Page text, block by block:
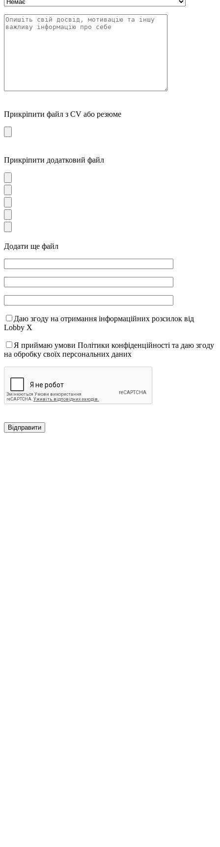
Прикріпити файл з CV або резюме
Прикріпити додатковий файл
Додати ще файл
Даю згоду на отримання інформаційних розсилок від
Lobby X
Я приймаю умови Політики конфіденційності та даю згоду
на обробку своїх персональних даних